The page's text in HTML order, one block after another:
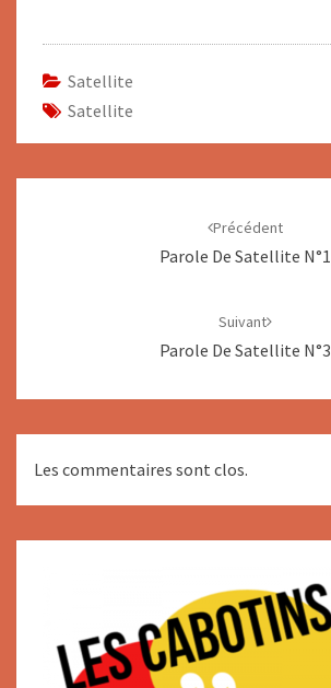
Satellite
Satellite
Précédent
Parole De Satellite N°1
Suivant
Parole De Satellite N°3
Les commentaires sont clos.